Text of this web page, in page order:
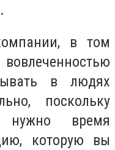
в том
в людях
поскольку
нужно время
которую вы